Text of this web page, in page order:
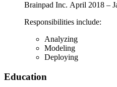
Brainpad Inc. April 2018 –
Responsibilities include:
Analyzing
Modeling
Deploying
Education